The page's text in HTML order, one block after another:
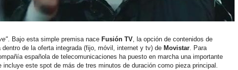
. Bajo esta simple premisa nace Fusión TV, la opción de contenidos de
de la oferta integrada (fijo, móvil, internet y tv) de Movistar. Para
española de telecomunicaciones ha puesto en marcha una importante
incluye este spot de más de tres minutos de duración como pieza principal.